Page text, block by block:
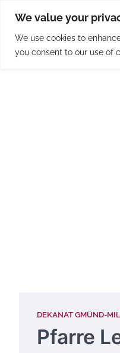
We value your
We use cookies to
you consent to our use of
content
DEKANAT GMÜND-
Pfarre